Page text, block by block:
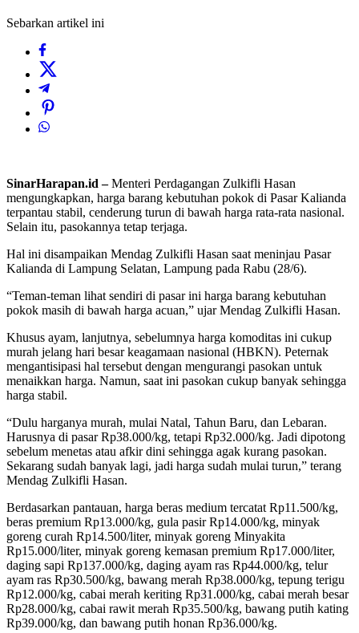
Sebarkan artikel ini
SinarHarapan.id –Menteri Perdagangan Zulkifli Hasan
mengungkapkan, harga barang kebutuhan pokok di Pasar Kalianda
terpantau stabil, cenderung turun di bawah harga rata-rata nasional.
Selain itu, pasokannya tetap terjaga.
Hal ini disampaikan Mendag Zulkifli Hasan saat meninjau Pasar
Kalianda di Lampung Selatan, Lampung pada Rabu (28/6).
“Teman-teman lihat sendiri di pasar ini harga barang kebutuhan
pokok masih di bawah harga acuan,” ujar Mendag Zulkifli Hasan.
Khusus ayam, lanjutnya, sebelumnya harga komoditas ini cukup
murah jelang hari besar keagamaan nasional (HBKN). Peternak
mengantisipasi hal tersebut dengan mengurangi pasokan untuk
menaikkan harga. Namun, saat ini pasokan cukup banyak sehingga
harga stabil.
“Dulu harganya murah, mulai Natal, Tahun Baru, dan Lebaran.
Harusnya di pasar Rp38.000/kg, tetapi Rp32.000/kg. Jadi dipotong
sebelum menetas atau afkir dini sehingga agak kurang pasokan.
Sekarang sudah banyak lagi, jadi harga sudah mulai turun,” terang
Mendag Zulkifli Hasan.
Berdasarkan pantauan, harga beras medium tercatat Rp11.500/kg,
beras premium Rp13.000/kg, gula pasir Rp14.000/kg, minyak
goreng curah Rp14.500/liter, minyak goreng Minyakita
Rp15.000/liter, minyak goreng kemasan premium Rp17.000/liter,
daging sapi Rp137.000/kg, daging ayam ras Rp44.000/kg, telur
ayam ras Rp30.500/kg, bawang merah Rp38.000/kg, tepung terigu
Rp12.000/kg, cabai merah keriting Rp31.000/kg, cabai merah besar
Rp28.000/kg, cabai rawit merah Rp35.500/kg, bawang putih kating
Rp39.000/kg, dan bawang putih honan Rp36.000/kg.